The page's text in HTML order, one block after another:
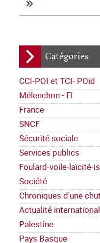
Catégories
CCI-POI et TCI- POid
Mélenchon - FI
France
SNCF
Sécurité sociale
Services publics
Foulard-voile-laïcité-
Société
Chroniques d'une
Actualité
Palestine
Pays Basque